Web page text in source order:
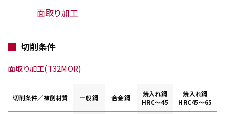
面取り加工
切削条件
面取り加工(T32MOR)
切削条件／被削材質 一般鋼 合金鋼
焼入れ鋼
HRC～45
焼入れ鋼
HRC45～65